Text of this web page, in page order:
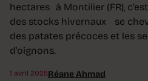
hectares à Montilier (FR),
des stocks hivernaux se
des patates précoces et les
d'oignons.
1 avril 2025Réane Ahmad